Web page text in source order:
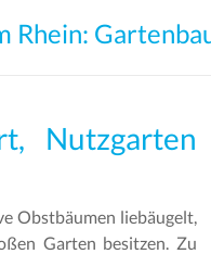
Rhein:
Nutzgarten
Obstbäumen liebäugelt,
Garten besitzen. Zu